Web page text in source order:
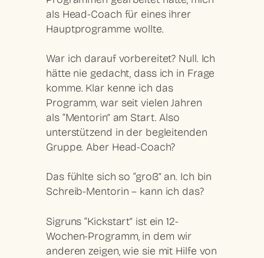
als Head-Coach für eines ihrer
Hauptprogramme wollte.
War ich darauf vorbereitet? Null. Ich
hätte nie gedacht, dass ich in Frage
komme. Klar kenne ich das
Programm, war seit vielen Jahren
als “Mentorin” am Start. Also
unterstützend in der begleitenden
Gruppe. Aber Head-Coach?
Das fühlte sich so “groß” an. Ich bin
Schreib-Mentorin – kann ich das?
Sigruns “Kickstart” ist ein 12-
Wochen-Programm, in dem wir
anderen zeigen, wie sie mit Hilfe von